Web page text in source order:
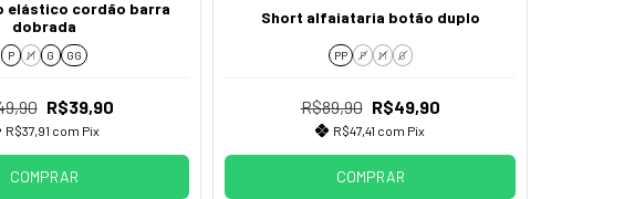
elástico cordão barra
dobrada
P M G GG
R$39,90
R$37,91 com Pix
COMPRAR
Short alfaiataria botão duplo
PP P M G
R$89,90 R$49,90
R$47,41 com Pix
COMPRAR